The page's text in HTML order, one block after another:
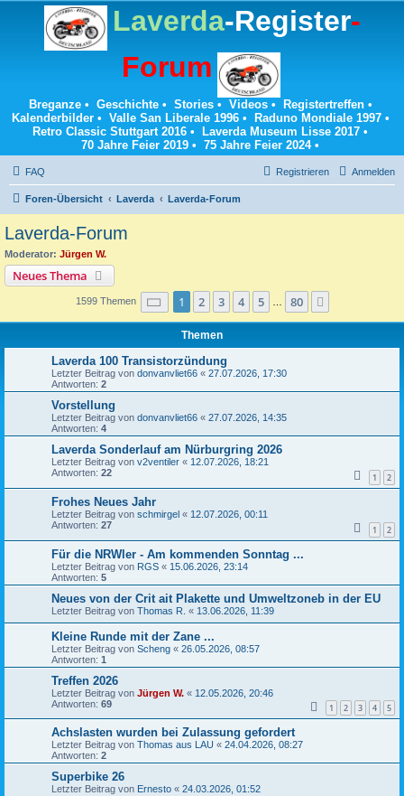
Laverda-Register-
Forum
Breganze• Geschichte• Stories• Videos• Registertreffen•
Kalenderbilder• Valle San Liberale 1996• Raduno Mondiale 1997•
Retro Classic Stuttgart 2016 • Laverda Museum Lisse 2017 •
70 Jahre Feier 2019 • 75 Jahre Feier 2024•
FAQ Anmelden
Registrieren
Foren-Übersicht Laverda Laverda-Forum
Laverda-Forum
Moderator: Jürgen W.
Neues Thema
1599 Themen Seite 1von 80
1 2 3 4 5 80
Themen
Laverda 100 Transistorzündung
Letzter Beitrag von donvanvliet66 « 27.07.2026, 17:30
Antworten: 2
Vorstellung
Letzter Beitrag von donvanvliet66 « 27.07.2026, 14:35
Antworten: 4
Laverda Sonderlauf am Nürburgring 2026
Letzter Beitrag von v2ventiler « 12.07.2026, 18:21
Antworten: 22 1 2
Frohes Neues Jahr
Letzter Beitrag von schmirgel « 12.07.2026, 00:11
Antworten: 27 1 2
Für die NRWler - Am kommenden Sonntag ...
Letzter Beitrag von RGS « 15.06.2026, 23:14
Antworten: 5
Neues von der Crit ait Plakette und Umweltzoneb in der EU
Letzter Beitrag von Thomas R. « 13.06.2026, 11:39
Kleine Runde mit der Zane ...
Letzter Beitrag von Scheng « 26.05.2026, 08:57
Antworten: 1
Treffen 2026
Letzter Beitrag von Jürgen W. « 12.05.2026, 20:46
Antworten: 69 1 2 3 4 5
Achslasten wurden bei Zulassung gefordert
Letzter Beitrag von Thomas aus LAU « 24.04.2026, 08:27
Antworten: 2
Superbike 26
Letzter Beitrag von Ernesto « 24.03.2026, 01:52